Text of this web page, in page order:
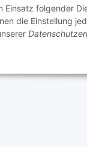
für die
Qualität,
folgender
die Einstellung